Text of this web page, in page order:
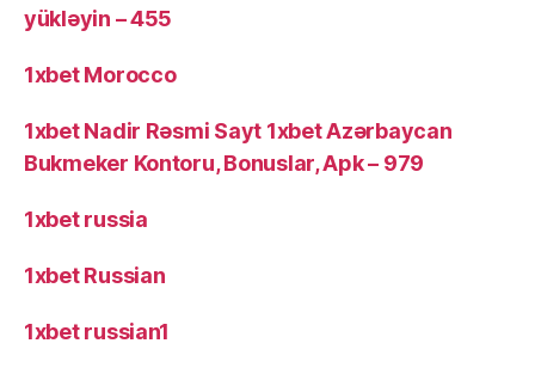
yükləyin – 455
1xbet Morocco
1xbet Nadir Rəsmi Sayt 1xbet Azərbaycan
Bukmeker Kontoru, Bonuslar, Apk – 979
1xbet russia
1xbet Russian
1xbet russian1